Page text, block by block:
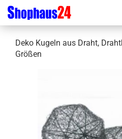
Deko Kugeln aus Draht,
Größen